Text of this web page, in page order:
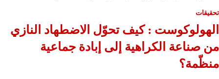
تحقيقات
الهولوكوست : كيف تحوّل الاضطهاد النازي
من صناعة الكراهية إلى إبادة جماعية
منظّمة؟